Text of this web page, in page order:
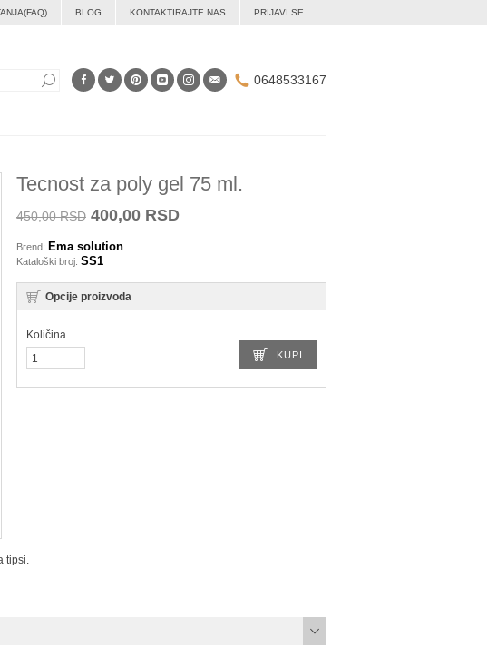
BLOG KONTAKTIRAJTE NAS PRIJAVI SE
0648533167
Tecnost za poly gel 75 ml.
450,00 RSD 400,00 RSD
Brend: Ema solution
Kataloški broj: SS1
Opcije proizvoda
Količina
KUPI
tipsi.